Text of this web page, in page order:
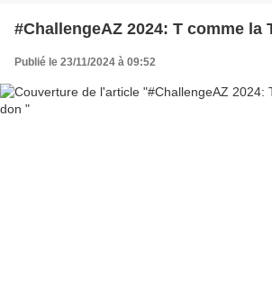
#ChallengeAZ 2024: T comme la
Publié le 23/11/2024 à 09:52